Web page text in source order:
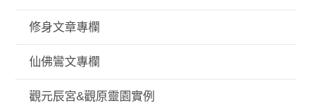
修身文章專欄
仙佛鸞文專欄
觀元辰宮&觀原靈園實例